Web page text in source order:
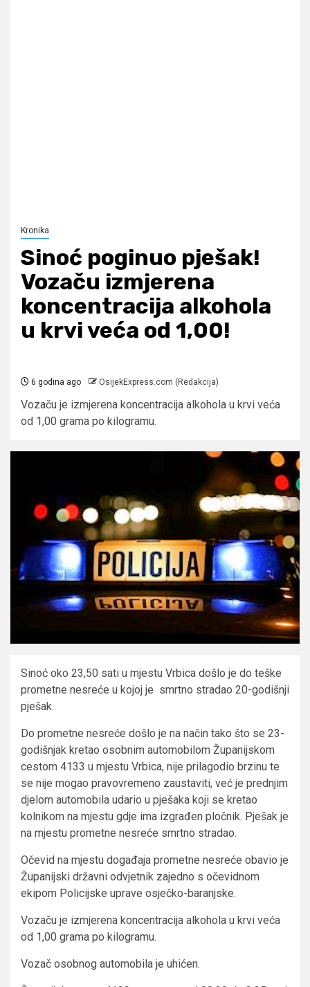
Kronika
Sinoć poginuo pješak!
Vozaču izmjerena
koncentracija alkohola
u krvi veća od 1,00!
6 godina ago OsijekExpress.com (Redakcija)
Vozaču je izmjerena koncentracija alkohola u krvi veća
od 1,00 grama po kilogramu.
Sinoć oko 23,50 sati u mjestu Vrbica došlo je do teške
prometne nesreće u kojoj je smrtno stradao 20-godišnji
pješak.
Do prometne nesreće došlo je na način tako što se 23-
godišnjak kretao osobnim automobilom Županijskom
cestom 4133 u mjestu Vrbica, nije prilagodio brzinu te
se nije mogao pravovremeno zaustaviti, već je prednjim
djelom automobila udario u pješaka koji se kretao
kolnikom na mjestu gdje ima izgrađen pločnik. Pješak je
na mjestu prometne nesreće smrtno stradao.
Očevid na mjestu događaja prometne nesreće obavio je
Županijski državni odvjetnik zajedno s očevidnom
ekipom Policijske uprave osječko-baranjske.
Vozaču je izmjerena koncentracija alkohola u krvi veća
od 1,00 grama po kilogramu.
Vozač osobnog automobila je uhićen.